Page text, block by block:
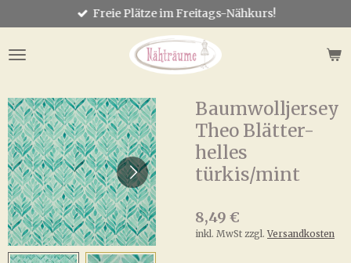
Hauptinhalt
springen
Freie Plätze im Freitags-Nähkurs!
Baumwolljersey
Theo Blätter-
helles
türkis/mint
8,49 €
inkl. MwSt zzgl.Versandkosten